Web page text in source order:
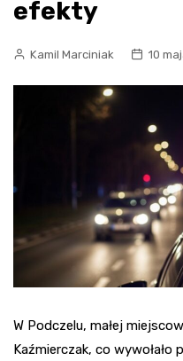
efekty
Kamil Marciniak 10
W Podczelu, małej
Kaźmierczak, co